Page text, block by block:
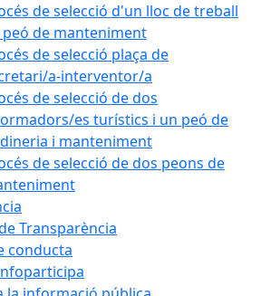
de selecció d'un lloc de treball
peó de manteniment
de selecció plaça de
a-interventor/a
de selecció de dos
es turístics i un peó de
i manteniment
de selecció de dos peons de
Transparència
conducta